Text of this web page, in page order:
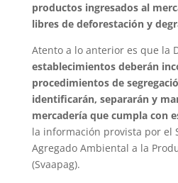
productos ingresados al
libres de deforestación y
Atento a lo anterior es que la
establecimientos deberán
procedimientos de
identificarán, separarán y
mercadería que cumpla con
la información provista por el
Agregado Ambiental a la
(Svaapag).